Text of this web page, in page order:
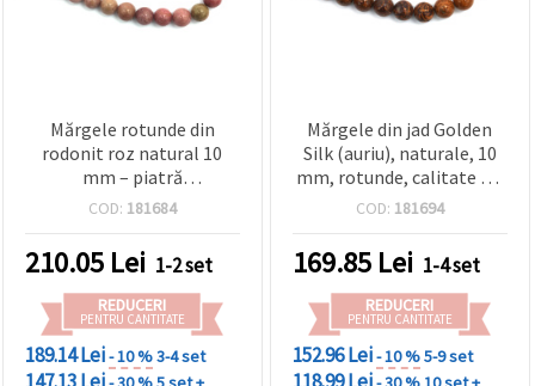
Mărgele rotunde din
rodonit roz natural 10
mm – piatră
semiprețioasă șlefuită,
buc, pentru bijuterii DIY și
handmade, brățări și
hobby creativ
COD: 181684
210.05 Lei 1-2 set
REDUCERI
PENTRU CANTITATE
189.14 Lei- 10 %3-4 set
Mărgele din jad Golden
Silk (auriu), naturale, 10
mm, rotunde, calitate A –
șirag ~36 buc., piatră
bijuterii handmade/DIY
COD: 181694
169.85 Lei 1-4 set
REDUCERI
PENTRU CANTITATE
152.96 Lei- 10 %5-9 set